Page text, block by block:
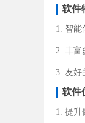
软件
1. 智能
2. 丰富
3. 友好
软件
1. 提升